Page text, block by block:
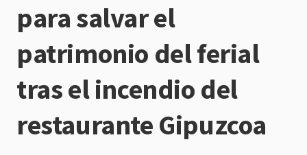
para salvar el
patrimonio del ferial
tras el incendio del
restaurante Gipuzcoa